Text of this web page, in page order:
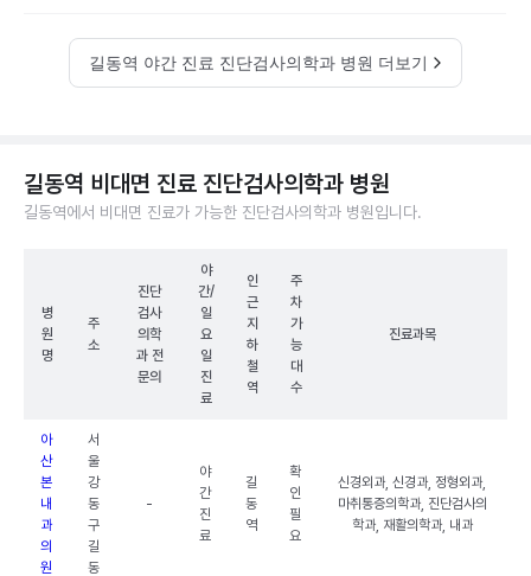
길동역 야간 진료 진단검사의학과 병원 더보기
길동역 비대면 진료 진단검사의학과 병원
길동역에서 비대면 진료가 가능한 진단검사의학과 병원입니다.
병
원
명
주
소
진단
검사
의학
과 전
문의
야
간/
일
요
일
진
료
인
근
지
하
철
역
주
차
가
능
대
수
진료과목
아
산
본
내
과
의
원
서
울
강
동
구
길
동
-
야
간
진
료
길
동
역
확
인
필
요
신경외과, 신경과, 정형외과,
마취통증의학과, 진단검사의
학과, 재활의학과, 내과